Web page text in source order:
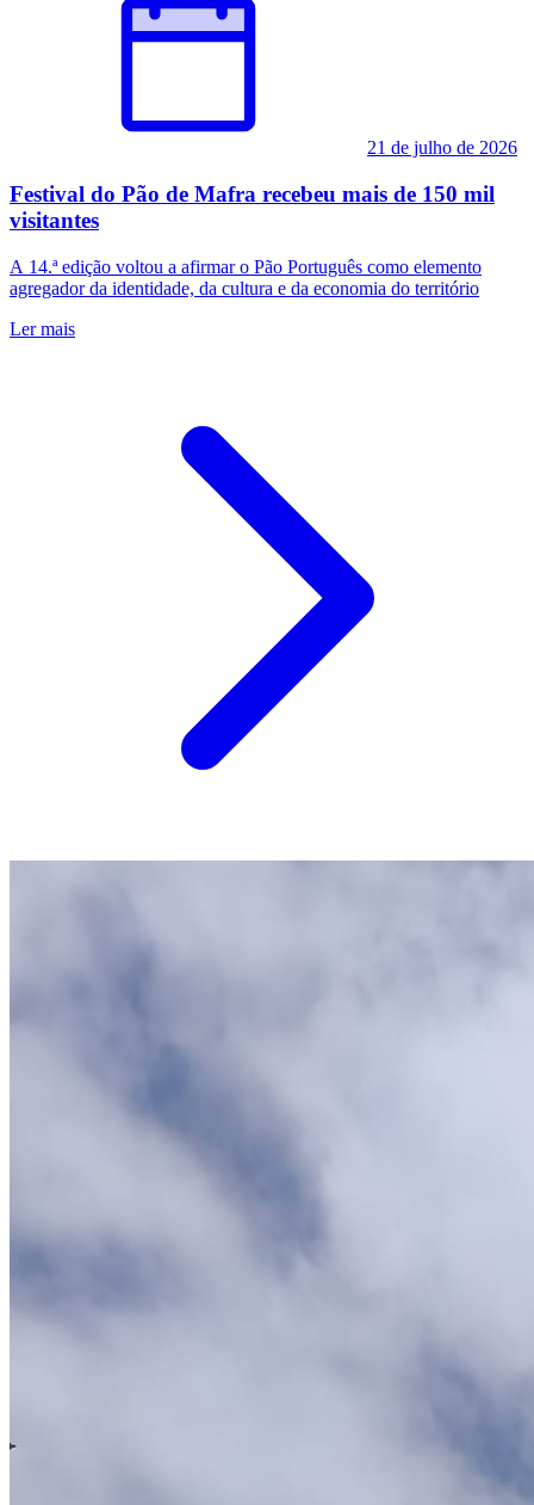
21 de julho de 2026
Festival do Pão de Mafra recebeu mais de 150 mil
visitantes
A 14.ª edição voltou a afirmar o Pão Português como elemento
agregador da identidade, da cultura e da economia do território
Ler mais